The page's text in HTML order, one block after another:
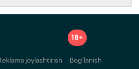
18+
joylashtirish Bog‘lanish